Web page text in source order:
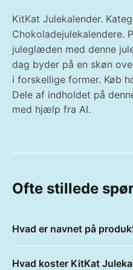
KitKat Julekalender.
Chokoladejulekalendere.
juleglæden med denne
dag byder på en skøn
i forskellige former. Køb
Dele af indholdet på
med hjælp fra AI.
Ofte stillede
Hvad er navnet på
Hvad koster KitKat